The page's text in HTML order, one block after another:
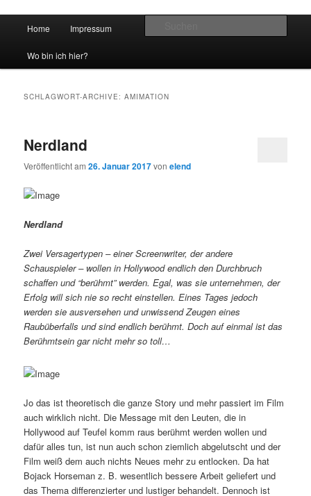
vidgames.de
Zum Inhalt wechseln
Zum sekundären Inhalt wechseln
Home Impressum
Wo bin ich hier?
SCHLAGWORT-ARCHIVE:AMIMATION
Nerdland
Veröffentlicht am26. Januar 2017vonelend
Nerdland
Zwei Versagertypen – einer Screenwriter, der andere
Schauspieler – wollen in Hollywood endlich den Durchbruch
schaffen und “berühmt” werden. Egal, was sie unternehmen, der
Erfolg will sich nie so recht einstellen. Eines Tages jedoch
werden sie ausversehen und unwissend Zeugen eines
Raubüberfalls und sind endlich berühmt. Doch auf einmal ist das
Berühmtsein gar nicht mehr so toll…
Jo das ist theoretisch die ganze Story und mehr passiert im Film
auch wirklich nicht. Die Message mit den Leuten, die in
Hollywood auf Teufel komm raus berühmt werden wollen und
dafür alles tun, ist nun auch schon ziemlich abgelutscht und der
Film weiß dem auch nichts Neues mehr zu entlocken. Da hat
Bojack Horseman z. B. wesentlich bessere Arbeit geliefert und
das Thema differenzierter und lustiger behandelt. Dennoch ist